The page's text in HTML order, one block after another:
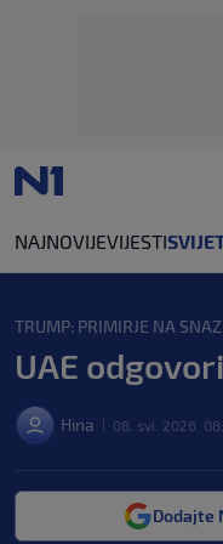
NAJNOVIJEVIJESTI
TRUMP: PRIMIRJE NA
UAE
Hina 08. svi. 2026.
Dodajte